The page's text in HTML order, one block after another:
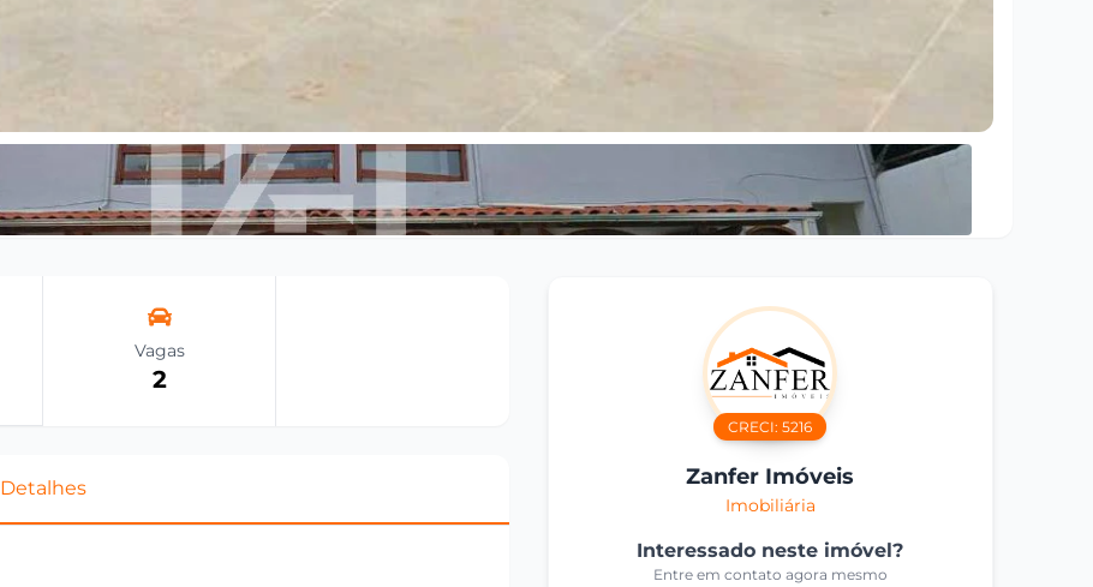
Vagas
2
Detalhes
CRECI:5216
Zanfer Imóveis
Imobiliária
Interessado neste imóvel?
Entre em contato agora mesmo